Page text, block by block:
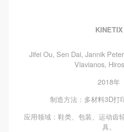
KINETIX
Jifei Ou, Sen Dai, Jannik
Vlavianos,
2018年
制造方法：多材料3D打
应用领域：鞋类、包装、运动齿
具。